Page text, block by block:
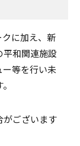
に加え、新
平和関連施設
ー等を行い未
ございます